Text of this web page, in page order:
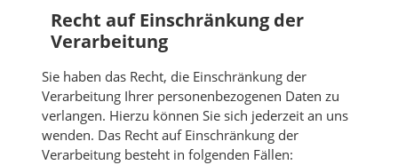
Recht auf Einschränkung der
Verarbeitung
Sie haben das Recht, die Einschränkung der
Verarbeitung Ihrer personenbezogenen Daten zu
verlangen. Hierzu können Sie sich jederzeit an uns
wenden. Das Recht auf Einschränkung der
Verarbeitung besteht in folgenden Fällen: